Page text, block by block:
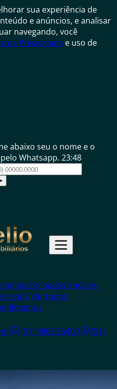
sua experiência de
e anúncios, e analisar
navegando, você
de Privacidade e uso de
abaixo seu o nome e o
Whatsapp. 23:48
Fechados Imóveis
Ver todos
(51) 98636.5400
(51)